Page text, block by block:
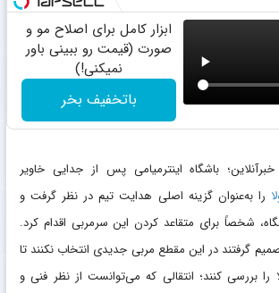
ابزار کامل برای اصلاح مو و
صورت (قیمت رو ببینی باور
نمیکنی!)
باتخفیف بخر
باشگاه اینترمیامی پس از جدایی خاویر
را به‌عنوان گزینه اصلی هدایت تیم در نظر گرفت و
شخصاً برای متقاعد کردن این سرمربی اقدام کرد.
گرفتند در این مقطع مربی جدیدی انتخاب نکنند تا
بررسی کنند؛ انتقالی که می‌توانست از نظر فنی و